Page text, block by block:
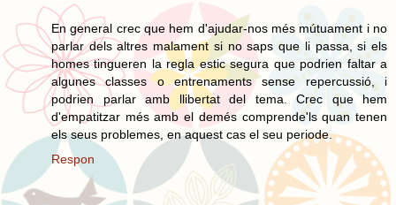
En general crec que hem d'ajudar-nos més mútuament i no
parlar dels altres malament si no saps que li passa, si els
homes tingueren la regla estic segura que podrien faltar a
algunes classes o entrenaments sense repercussió, i
podrien parlar amb llibertat del tema. Crec que hem
d'empatitzar més amb el demés comprende'ls quan tenen
els seus problemes, en aquest cas el seu periode.
Respon